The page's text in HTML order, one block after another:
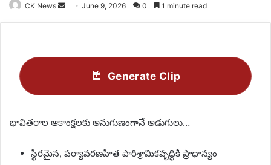
CK News
SendJune 9, 2026 0 1 minute read
Generate Clip
భావితరాల ఆకాంక్షలకు అనుగుణంగానే అడుగులు…
స్థిరమైన, పర్యావరణహిత పారిశ్రామికవృద్ధికి ప్రాధాన్యం